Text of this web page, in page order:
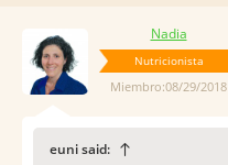
Nadia
Nutricionista
Miembro:08/29/2018
euni said: